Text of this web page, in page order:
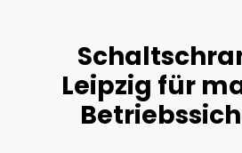
Leipzig für